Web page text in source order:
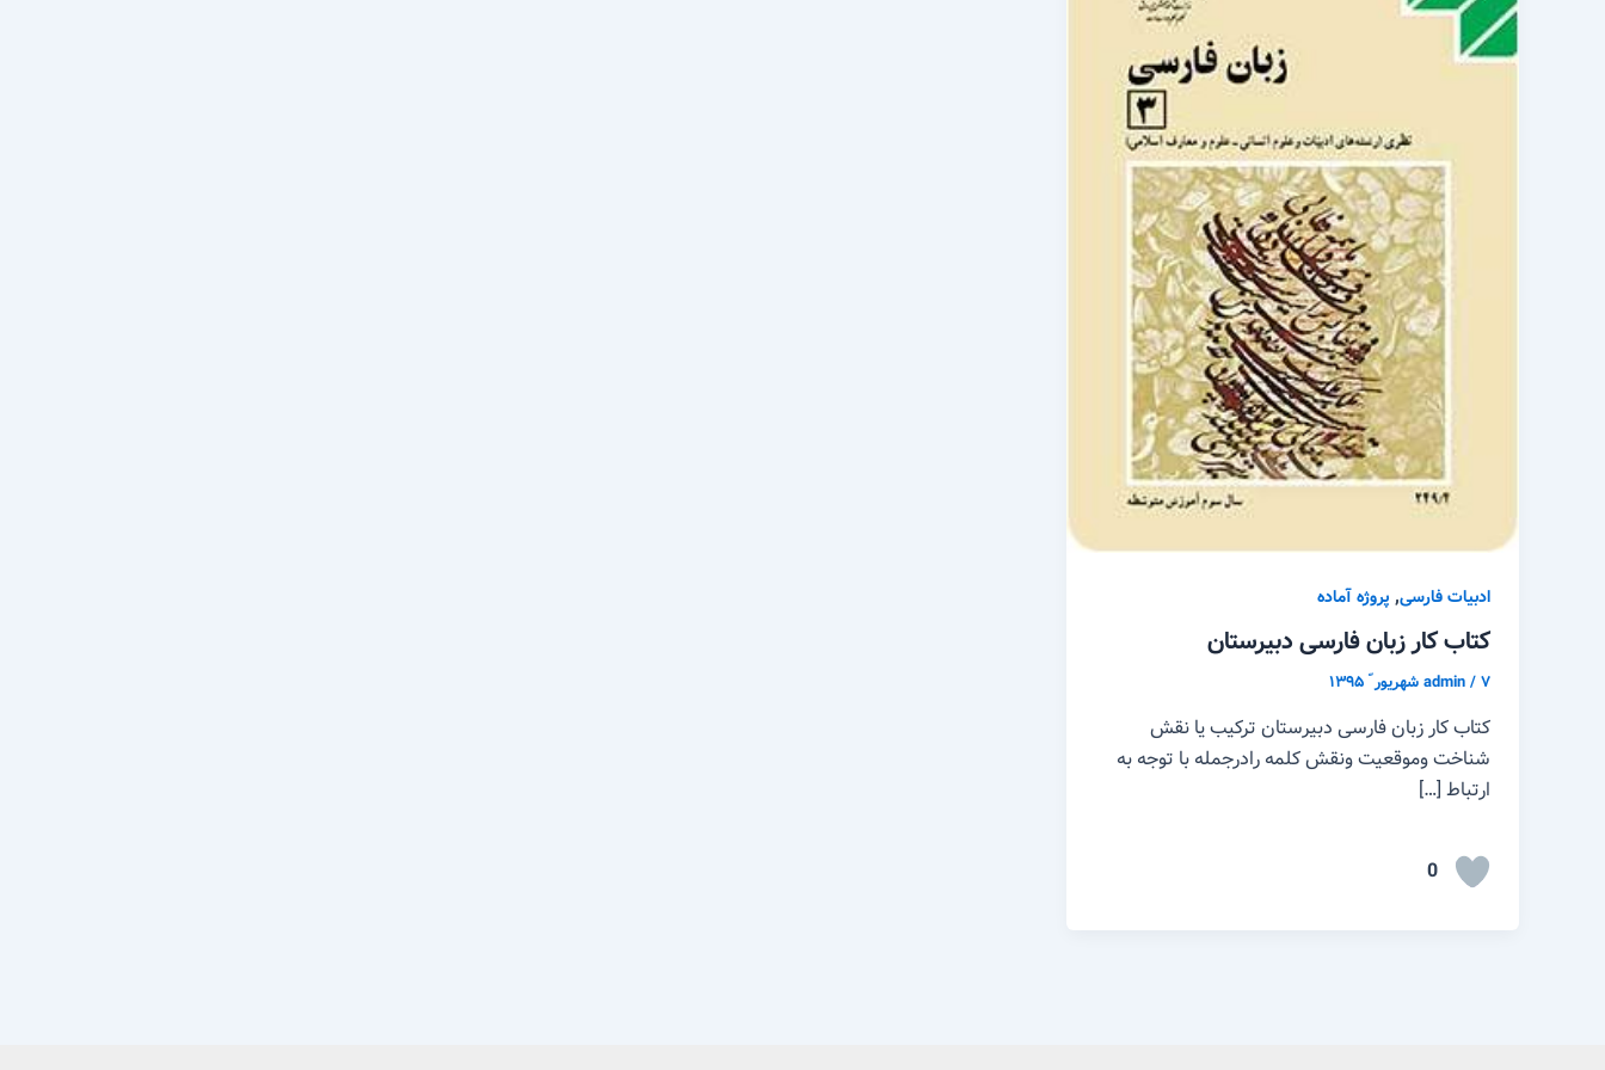
ادبیات فارسی, پروژه آماده
کتاب کار زبان فارسی دبیرستان
admin/۷ شهریور ّ ۱۳۹۵
کتاب کار زبان فارسی دبیرستان ترکیب یا نقش
شناخت وموقعیت ونقش کلمه رادرجمله با توجه به
ارتباط […]
0